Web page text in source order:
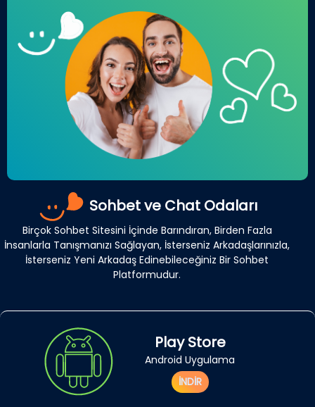
Sohbet ve Chat Odaları
Birçok Sohbet Sitesini İçinde Barındıran, Birden Fazla
İnsanlarla Tanışmanızı Sağlayan, İsterseniz Arkadaşlarınızla,
İsterseniz Yeni Arkadaş Edinebileceğiniz Bir Sohbet
Platformudur.
Play Store
Android Uygulama
İNDİR